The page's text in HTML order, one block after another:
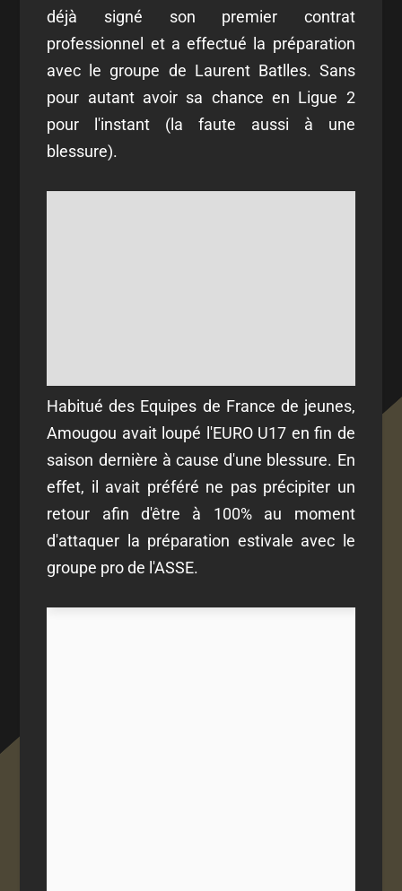
déjà signé son premier contrat
professionnel et a effectué la préparation
avec le groupe de Laurent Batlles. Sans
pour autant avoir sa chance en Ligue 2
pour l'instant (la faute aussi à une
blessure).
Habitué des Equipes de France de jeunes,
Amougou avait loupé l'EURO U17 en fin de
saison dernière à cause d'une blessure. En
effet, il avait préféré ne pas précipiter un
retour afin d'être à 100% au moment
d'attaquer la préparation estivale avec le
groupe pro de l'ASSE.